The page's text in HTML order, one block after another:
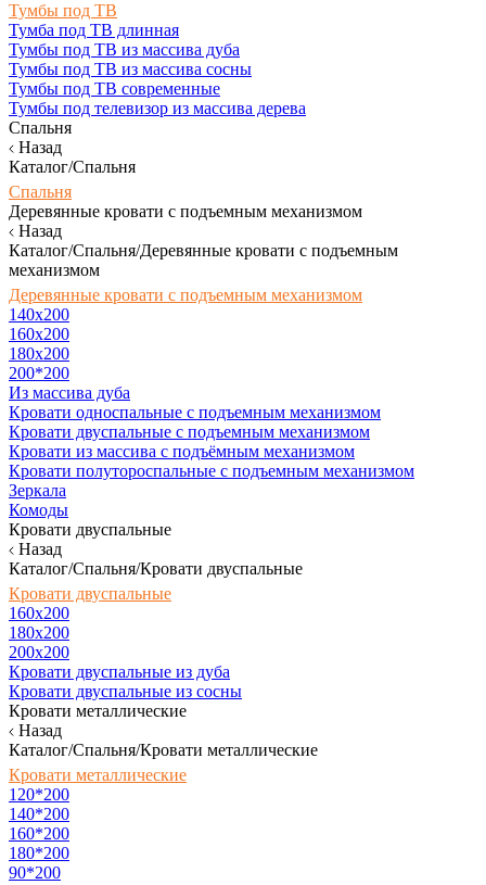
Тумбы под ТВ
Тумба под ТВ длинная
Тумбы под ТВ из массива дуба
Тумбы под ТВ из массива сосны
Тумбы под ТВ современные
Тумбы под телевизор из массива дерева
Спальня
Назад
Каталог/Спальня
Спальня
Деревянные кровати с подъемным механизмом
Назад
Каталог/Спальня/Деревянные кровати с подъемным
механизмом
Деревянные кровати с подъемным механизмом
140x200
160х200
180х200
200*200
Из массива дуба
Кровати односпальные с подъемным механизмом
Кровати двуспальные с подъемным механизмом
Кровати из массива с подъёмным механизмом
Кровати полутороспальные с подъемным механизмом
Зеркала
Комоды
Кровати двуспальные
Назад
Каталог/Спальня/Кровати двуспальные
Кровати двуспальные
160х200
180x200
200x200
Кровати двуспальные из дуба
Кровати двуспальные из сосны
Кровати металлические
Назад
Каталог/Спальня/Кровати металлические
Кровати металлические
120*200
140*200
160*200
180*200
90*200